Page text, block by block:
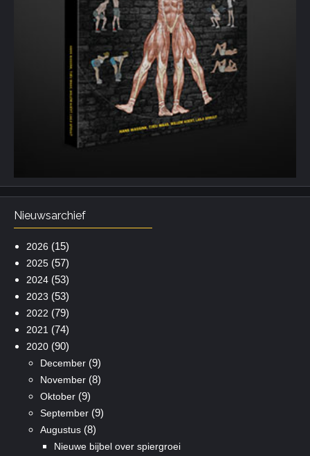
Nieuwsarchief
2026 (15)
2025(57)
2024(53)
2023 (53)
2022 (79)
2021 (74)
2020(90)
December(9)
November(8)
Oktober(9)
September(9)
Augustus(8)
Nieuwe bijbel over spiergroei